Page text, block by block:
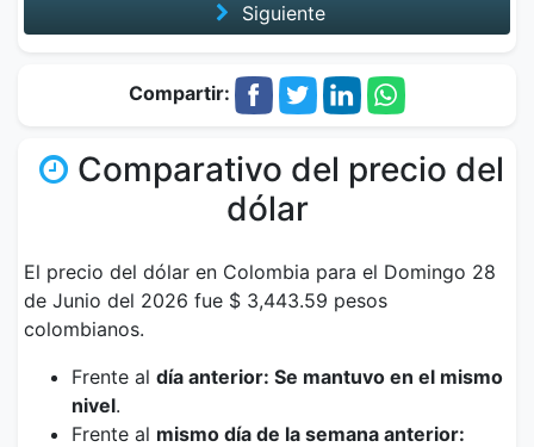
Siguiente
Compartir:
Comparativo del precio del
dólar
El precio del dólar en Colombia para el Domingo 28
de Junio del 2026 fue $ 3,443.59 pesos
colombianos.
Frente al día anterior: Se mantuvo en el mismo
nivel.
Frente al mismo día de la semana anterior: